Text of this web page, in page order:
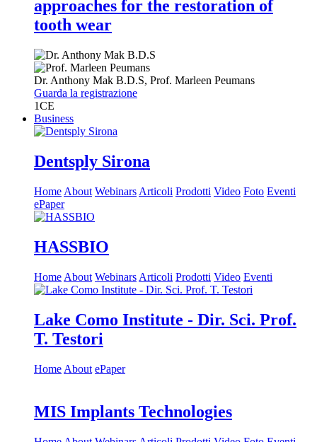
approaches for the restoration of
tooth wear
Dr. Anthony Mak B.D.S, Prof. Marleen Peumans
Guarda la registrazione
1CE
Business
Dentsply Sirona
Home About Webinars Articoli Prodotti Video Foto Eventi
ePaper
HASSBIO
Home About Webinars Articoli Prodotti Video Eventi
Lake Como Institute - Dir. Sci. Prof.
T. Testori
Home About ePaper
MIS Implants Technologies